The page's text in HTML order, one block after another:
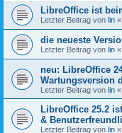
LibreOffice ist
Letzter Beitrag von lin «
die neueste
Letzter Beitrag von lin «
neu: LibreOffice
Wartungsversion
Letzter Beitrag von lin «
LibreOffice 25.2
&
Letzter Beitrag von lin «